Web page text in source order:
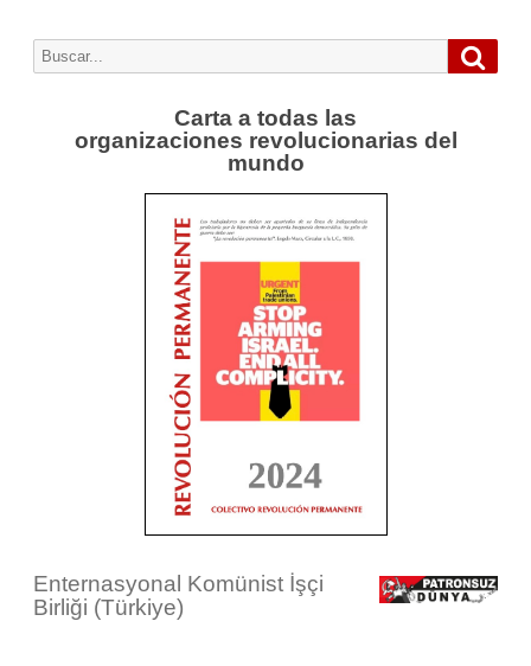
Buscar
Carta a todas las
organizaciones revolucionarias del
mundo
Enternasyonal Komünist İşçi
Birliği (Türkiye)